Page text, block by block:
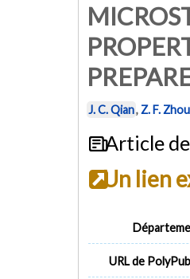
J. C. Qian, Z. F. Zhou
Article
Un lien
URL de